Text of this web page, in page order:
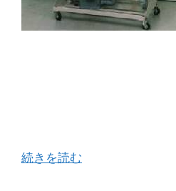
続きを読む